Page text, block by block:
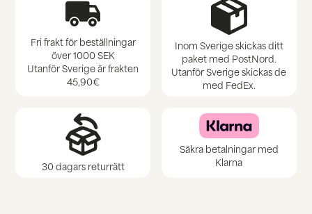
Fri frakt för beställningar
över 1000 SEK
Utanför Sverige är frakten
45,90€
Inom Sverige skickas ditt
paket med PostNord.
Utanför Sverige skickas de
med FedEx.
30 dagars returrätt
Säkra betalningar med
Klarna